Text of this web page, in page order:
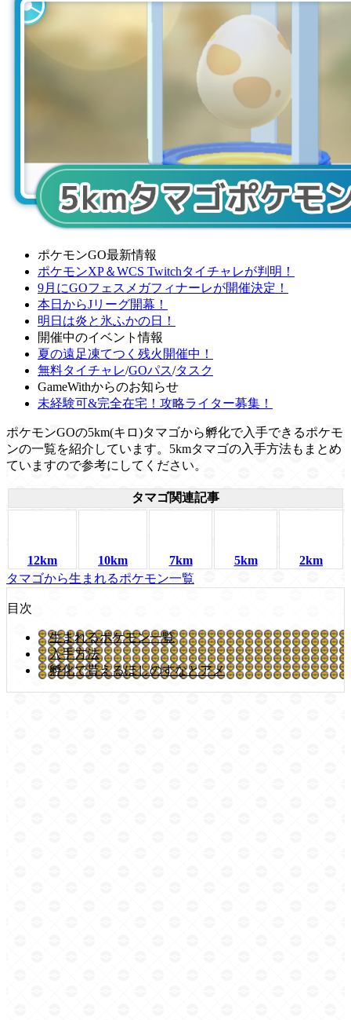
ポケモンGO最新情報
ポケモンXP＆WCS Twitchタイチャレが判明！
9月にGOフェスメガフィナーレが開催決定！
本日からJリーグ開幕！
明日は炎と氷ふかの日！
開催中のイベント情報
夏の遠足凍てつく残火開催中！
無料タイチャレ/GOパス/タスク
GameWithからのお知らせ
未経験可&完全在宅！攻略ライター募集！
ポケモンGOの5km(キロ)タマゴから孵化で入手できるポケモ
ンの一覧を紹介しています。5kmタマゴの入手方法もまとめ
ていますので参考にしてください。
タマゴ関連記事
12km 10km 7km 5km
2km
タマゴから生まれるポケモン一覧
目次
生まれるポケモン一覧
入手方法
孵化で貰えるほしのすなとアメ